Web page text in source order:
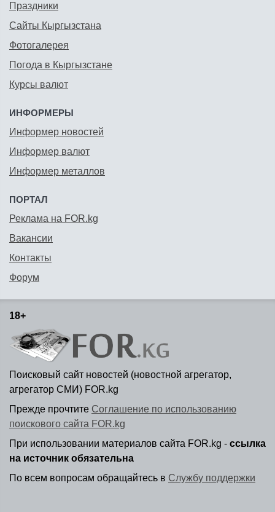
Праздники
Сайты Кыргызстана
Фотогалерея
Погода в Кыргызстане
Курсы валют
ИНФОРМЕРЫ
Информер новостей
Информер валют
Информер металлов
ПОРТАЛ
Реклама на FOR.kg
Вакансии
Контакты
Форум
18+
Поисковый сайт новостей (новостной агрегатор,
агрегатор СМИ) FOR.kg
Прежде прочтите Соглашение по использованию
поискового сайта FOR.kg
При использовании материалов сайта FOR.kg - ссылка
на источник обязательна
По всем вопросам обращайтесь в Службу поддержки